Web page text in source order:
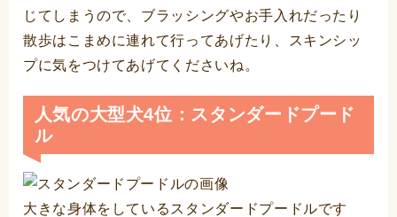
じてしまうので、ブラッシングやお手入れだったり
散歩はこまめに連れて行ってあげたり、スキンシッ
プに気をつけてあげてくださいね。
人気の大型犬4位：スタンダードプード
ル
大きな身体をしているスタンダードプードルです